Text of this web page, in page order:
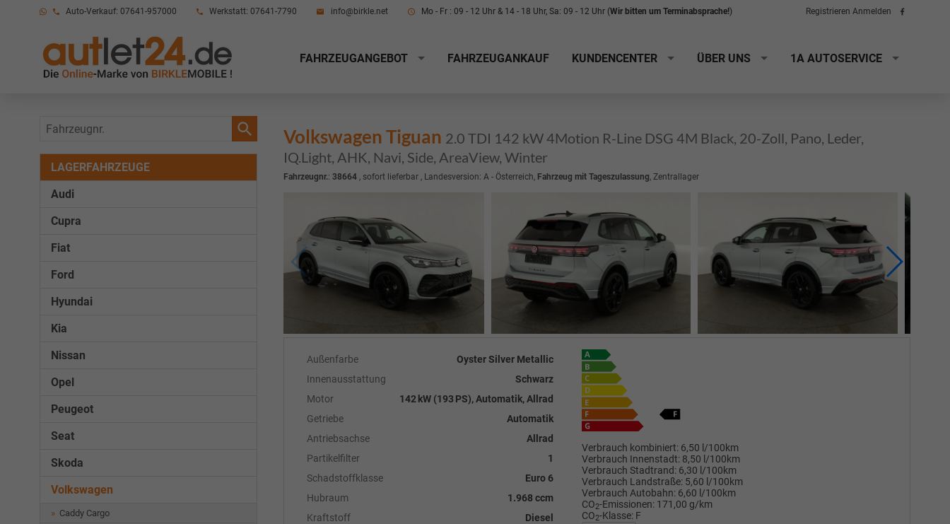
Auto-Verkauf: 07641-957000 Werkstatt: 07641-7790 info@birkle.net Mo - Fr : 09 - 12 Uhr & 14 - 18 Uhr, Sa: 09 - 12 Uhr (Wir bitten um Terminabsprache!) Registrieren Anmelden
Folge
FAHRZEUGANGEBOT FAHRZEUGANKAUF KUNDENCENTER ÜBER UNS 1A AUTOSERVICE
Volkswagen Tiguan 2.0 TDI 142 kW 4Motion R-Line DSG 4M Black, 20-Zoll, Pano, Leder,
IQ.Light, AHK, Navi, Side, AreaView, Winter
Fahrzeugnr.: 38664, sofort lieferbar, Landesversion: A - Österreich, Fahrzeug mit Tageszulassung, Zentrallager
Außenfarbe
Oyster Silver Metallic
Innenausstattung
Schwarz
Motor
142 kW (193 PS), Automatik, Allrad
Getriebe
Automatik
Antriebsachse
Allrad
Partikelfilter
1
Schadstoffklasse
Euro 6
Hubraum
1.968 ccm
Kraftstoff
Diesel
Verbrauch kombiniert: 6,50 l/100km
Verbrauch Innenstadt: 8,50 l/100km
Verbrauch Stadtrand: 6,30 l/100km
Verbrauch Landstraße: 5,60 l/100km
Verbrauch Autobahn: 6,60 l/100km
CO2-Emissionen: 171,00 g/km
CO2-Klasse: F
Fahrzeugnr.
LAGERFAHRZEUGE
Audi
Cupra
Fiat
Ford
Hyundai
Kia
Nissan
Opel
Peugeot
Seat
Skoda
Volkswagen
Caddy Cargo